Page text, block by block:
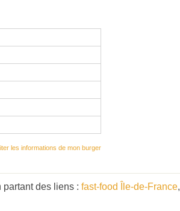
les informations de mon burger
des liens : fast-food Île-de-France,